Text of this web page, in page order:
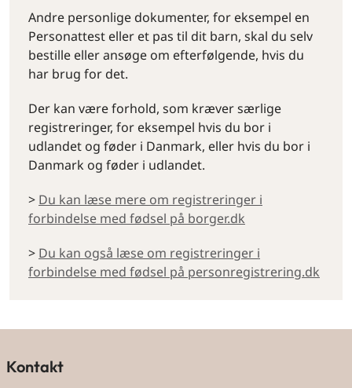
Andre personlige dokumenter, for eksempel en
Personattest eller et pas til dit barn, skal du selv
bestille eller ansøge om efterfølgende, hvis du
har brug for det.
Der kan være forhold, som kræver særlige
registreringer, for eksempel hvis du bor i
udlandet og føder i Danmark, eller hvis du bor i
Danmark og føder i udlandet.
> Du kan læse mere om registreringer i
forbindelse med fødsel på borger.dk
> Du kan også læse om registreringer i
forbindelse med fødsel på personregistrering.dk
Kontakt